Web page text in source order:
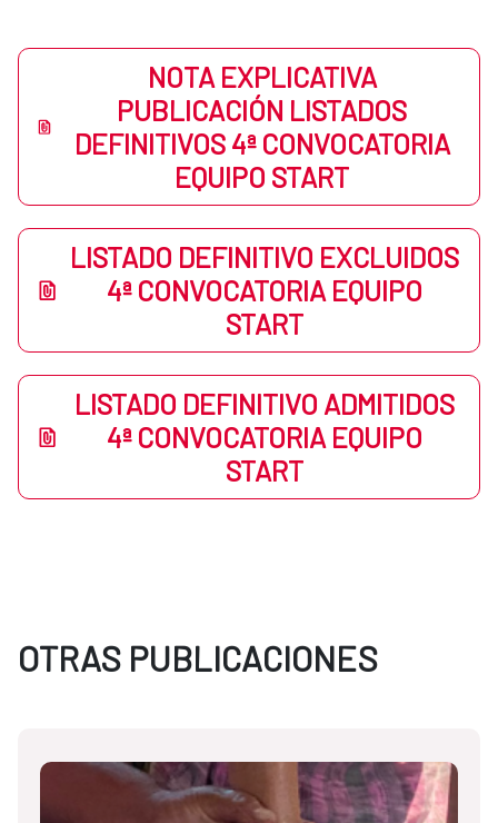
NOTA EXPLICATIVA
PUBLICACIÓN LISTADOS
DEFINITIVOS 4ª CONVOCATORIA
EQUIPO START
LISTADO DEFINITIVO EXCLUIDOS
4ª CONVOCATORIA EQUIPO
START
LISTADO DEFINITIVO ADMITIDOS
4ª CONVOCATORIA EQUIPO
START
OTRAS PUBLICACIONES